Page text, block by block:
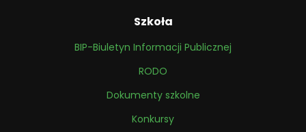
Szkoła
BIP-Biuletyn Informacji Publicznej
RODO
Dokumenty szkolne
Konkursy